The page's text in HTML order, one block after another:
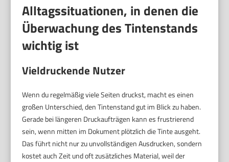
Alltagssituationen, in denen die
Überwachung des Tintenstands
wichtig ist
Vieldruckende Nutzer
Wenn du regelmäßig viele Seiten druckst, macht es einen
großen Unterschied, den Tintenstand gut im Blick zu haben.
Gerade bei längeren Druckaufträgen kann es frustrierend
sein, wenn mitten im Dokument plötzlich die Tinte ausgeht.
Das führt nicht nur zu unvollständigen Ausdrucken, sondern
kostet auch Zeit und oft zusätzliches Material, weil der